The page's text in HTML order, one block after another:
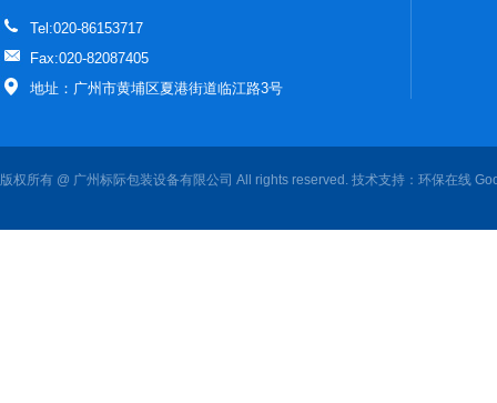
Tel:020-86153717
Fax:020-82087405
地址：广州市黄埔区夏港街道临江路3号
版权所有 @ 广州标际包装设备有限公司 All rights reserved. 技术支持： 环保在线